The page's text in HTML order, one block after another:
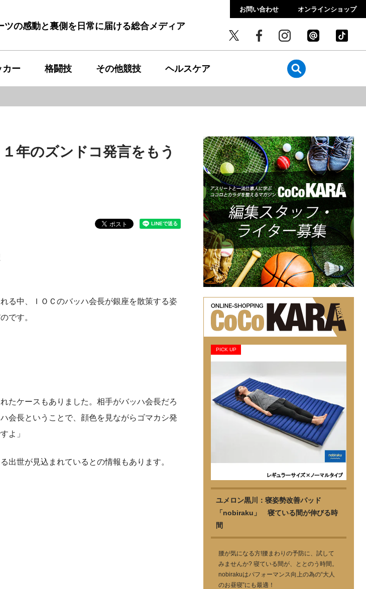
の感動と裏側を日常に届ける総合メディア
お問い合わせ オンラインショップ
カー 格闘技 その他競技 ヘルスケア
年のズンドコ発言をもう
る中、ＩＯＣのバッハ会長が銀座を散策する姿
です。
たケースもありました。相手がバッハ会長だろ
会長ということで、顔色を見ながらゴマカシ発
よ」
世が見込まれているとの情報もあります。
PICK UP
ユメロン黒川：寝姿勢改善パッド
「nobiraku」 寝ている間が伸びる時
間
腰が気になる方!腰まわりの予防に、試して
みませんか? 寝ている間が、ととのう時間。
nobirakuはパフォーマンス向上の為の“大人
のお昼寝”にも最適！